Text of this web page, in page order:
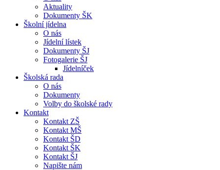
Aktuality
Dokumenty ŠK
Školní jídelna
O nás
Jídelní lístek
Dokumenty ŠJ
Fotogalerie ŠJ
Jídelníček
Školská rada
O nás
Dokumenty
Volby do školské rady
Kontakt
Kontakt ZŠ
Kontakt MŠ
Kontakt ŠD
Kontakt ŠK
Kontakt ŠJ
Napište nám